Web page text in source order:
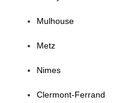
Mulhouse
Metz
Nimes
Clermont-Ferrand